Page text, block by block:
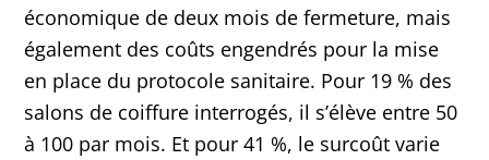
économique de deux mois de fermeture, mais
également des coûts engendrés pour la mise
en place du protocole sanitaire. Pour 19 % des
salons de coiffure interrogés, il s’élève entre 50
à 100 par mois. Et pour 41 %, le surcoût varie